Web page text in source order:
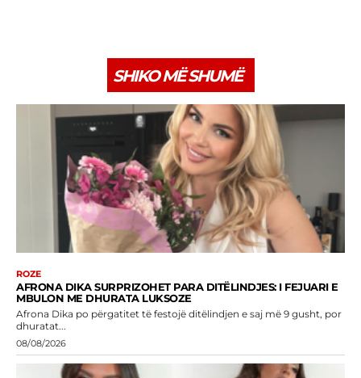
SHIKO MË SHUMË
ROZE
AFRONA DIKA SURPRIZOHET PARA DITËLINDJES: I FEJUARI E
MBULON ME DHURATA LUKSOZE
Afrona Dika po përgatitet të festojë ditëlindjen e saj më 9 gusht, por
dhuratat...
08/08/2026